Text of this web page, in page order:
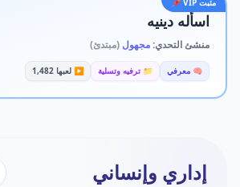
مثبت VIP 📌
اسأله دينيه
منشئ التحدي:مجهول (مبتدئ)
🧠 معرفي 📁 ترفيه وتسلية ▶️ لعبها 1,482
إداري وإنساني